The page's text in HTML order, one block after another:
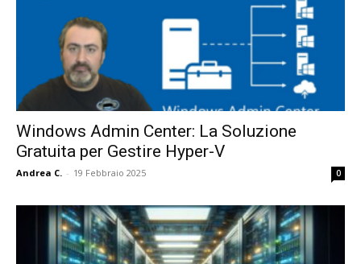
Windows Admin Center: La Soluzione
Gratuita per Gestire Hyper-V
Andrea C. - 19 Febbraio 2025 0